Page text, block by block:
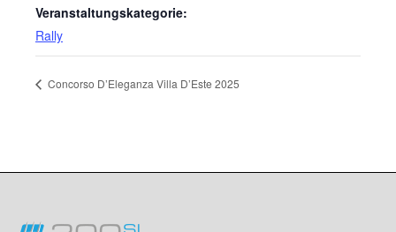
Veranstaltungskategorie:
Rally
Concorso D’Eleganza Villa D’Este 2025